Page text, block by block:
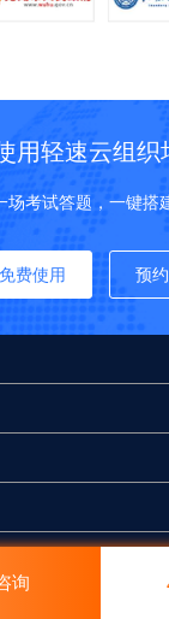
用轻速云组织
场考试答题，一键搭
免费使用 预
询